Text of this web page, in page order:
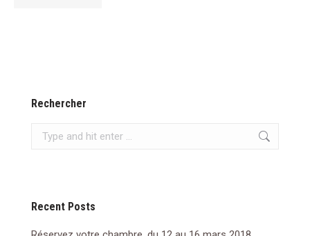
Rechercher
Search:
Recent Posts